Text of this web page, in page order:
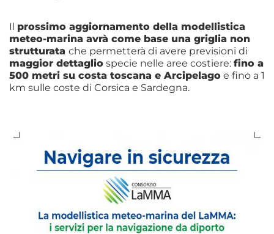
Il prossimo aggiornamento della modellistica
meteo-marina avrà come base una griglia non
strutturata che permetterà di avere previsioni di
maggior dettaglio specie nelle aree costiere: fino a
500 metri su costa toscana e Arcipelago e fino a 1
km sulle coste di Corsica e Sardegna.